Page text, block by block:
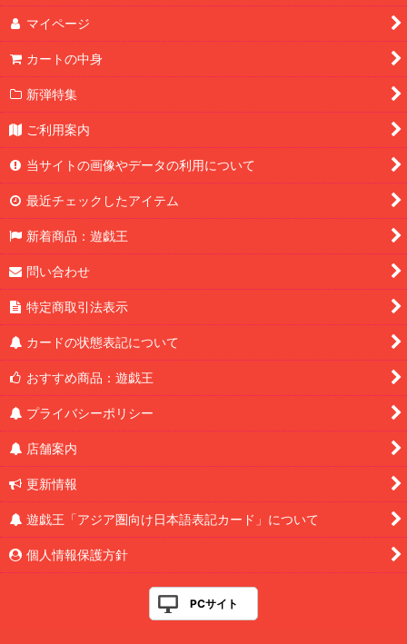
マイページ
カートの中身
新弾特集
ご利用案内
当サイトの画像やデータの利用について
最近チェックしたアイテム
新着商品：遊戯王
問い合わせ
特定商取引法表示
カードの状態表記について
おすすめ商品：遊戯王
プライバシーポリシー
店舗案内
更新情報
遊戯王「アジア圏向け日本語表記カード」について
個人情報保護方針
PCサイト